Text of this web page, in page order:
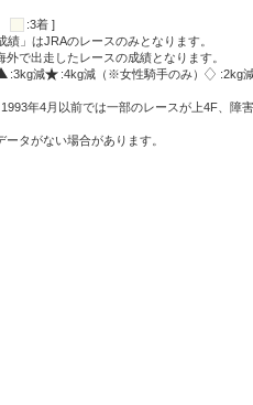
:3着 ]
」はJRAのレースのみとなります。
で出走したレースの成績となります。
:3kg減 :4kg減（※女性騎手のみ）
:2kg
年4月以前では一部のレースが上4F、障
タがない場合があります。